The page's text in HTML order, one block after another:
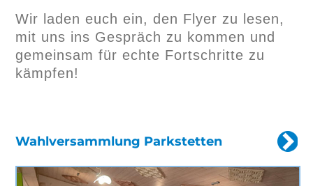
Wir laden euch ein, den Flyer zu lesen,
mit uns ins Gespräch zu kommen und
gemeinsam für echte Fortschritte zu
kämpfen!
Wahlversammlung Parkstetten